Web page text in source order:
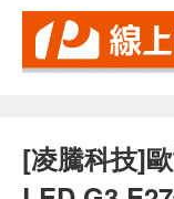
[凌騰科技]